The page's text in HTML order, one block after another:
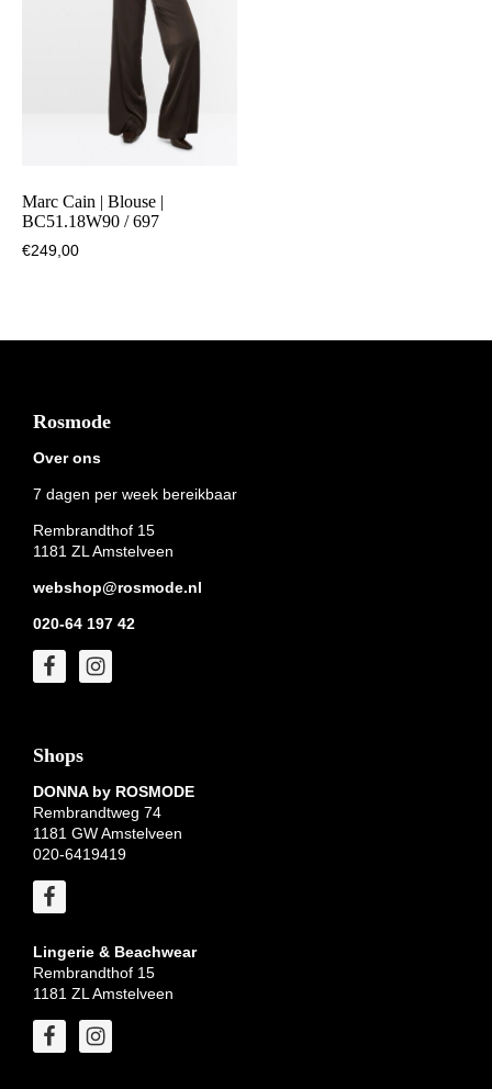
Marc Cain | Blouse |
BC51.18W90 / 697
€249,00
Footer
Rosmode
Over ons
7 dagen per week bereikbaar
Rembrandthof 15
1181 ZL Amstelveen
webshop@rosmode.nl
020-64 197 42
Shops
DONNA by ROSMODE
Rembrandtweg 74
1181 GW Amstelveen
020-6419419
Lingerie & Beachwear
Rembrandthof 15
1181 ZL Amstelveen